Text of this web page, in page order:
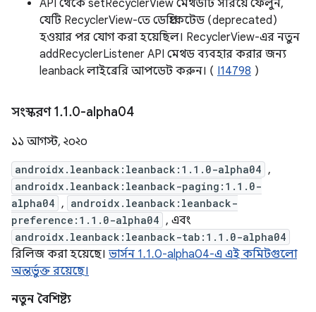
API থেকে setRecyclerView মেথডটি সরিয়ে ফেলুন,
যেটি RecyclerView-তে ডেপ্রিকেটেড (deprecated)
হওয়ার পর যোগ করা হয়েছিল। RecyclerView-এর নতুন
addRecyclerListener API মেথড ব্যবহার করার জন্য
leanback লাইব্রেরি আপডেট করুন। ( I14798 )
সংস্করণ 1.1.0-alpha04
১১ আগস্ট, ২০২০
androidx.leanback:leanback:1.1.0-alpha04 ,
androidx.leanback:leanback-paging:1.1.0-
alpha04 , androidx.leanback:leanback-
preference:1.1.0-alpha04 , এবং
androidx.leanback:leanback-tab:1.1.0-alpha04
রিলিজ করা হয়েছে। ভার্সন 1.1.0-alpha04-এ এই কমিটগুলো
অন্তর্ভুক্ত রয়েছে।
নতুন বৈশিষ্ট্য